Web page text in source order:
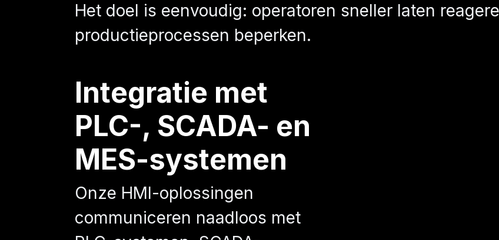
Het doel is eenvoudig: operatoren sneller laten
productieprocessen beperken.
Integratie met
PLC-, SCADA- en
MES-systemen
Onze HMI-oplossingen
communiceren naadloos met